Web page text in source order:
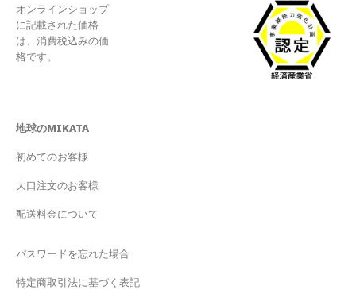
オンラインショップ
に記載された価格
は、消費税込みの価
格です。
地球のMIKATA
初めてのお客様
大口注文のお客様
配送料金について
パスワードを忘れた場合
特定商取引法に基づく表記